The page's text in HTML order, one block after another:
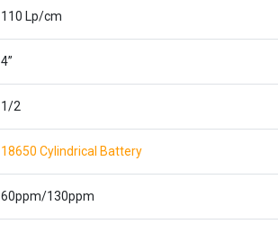
110 Lp/cm
4”
1/2
18650 Cylindrical Battery
60ppm/130ppm